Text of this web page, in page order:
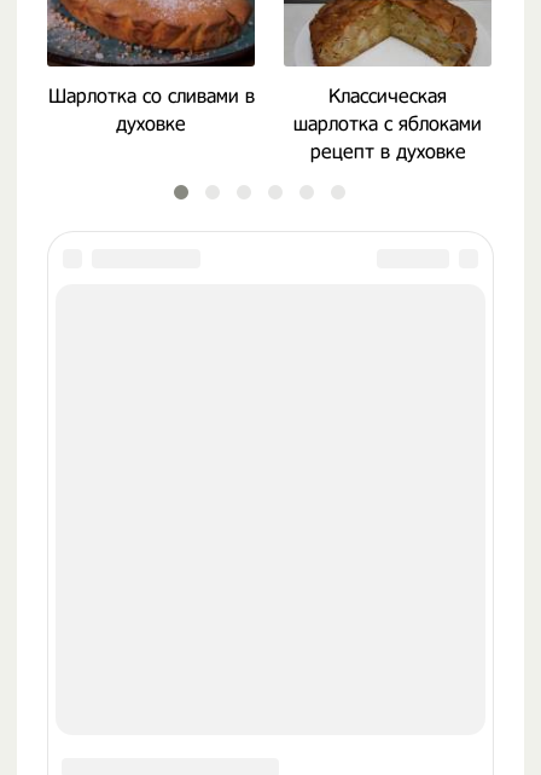
Шарлотка со сливами в
духовке
Классическая
шарлотка с яблоками
рецепт в духовке